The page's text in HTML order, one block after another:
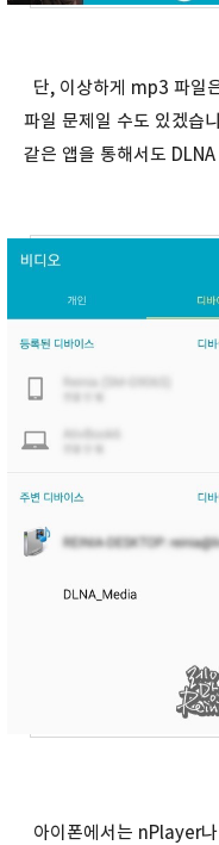
단, 이상하게 mp3 파일
파일 문제일 수도 있겠습
같은 앱을 통해서도
아이폰에서는 nPlayer